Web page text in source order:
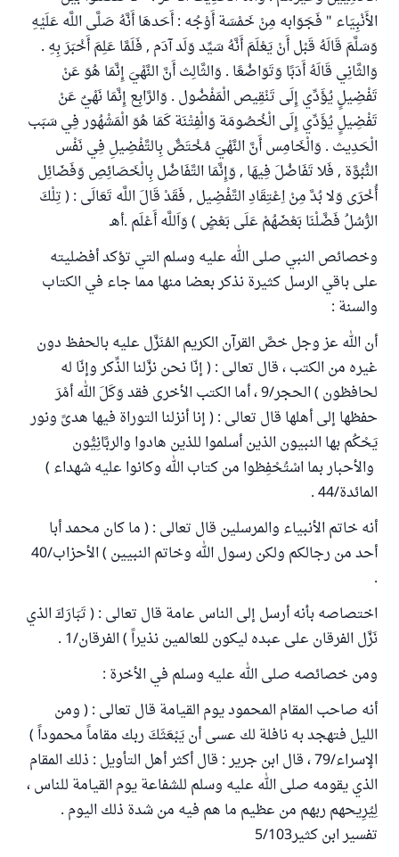
الأَنْبِيَاء " فَجَوَابه مِنْ خَمْسَة أَوْجُه : أَحَدهَا أَنَّهُ صَلَّى اللَّه عَلَيْهِ
وَسَلَّمَ قَالَهُ قَبْل أَنْ يَعْلَمَ أَنَّهُ سَيِّد وَلَد آدَم , فَلَمَّا عَلِمَ أَخْبَرَ بِهِ .
وَالثَّانِي قَالَهُ أَدَبًا وَتَوَاضُعًا . وَالثَّالِث أَنَّ النَّهْيَ إِنَّمَا هُوَ عَنْ
تَفْضِيلٍ يُؤَدِّي إِلَى تَنْقِيص الْمَفْضُول . وَالرَّابِع إِنَّمَا نَهْيٌ عَنْ
تَفْضِيلٍ يُؤَدِّي إِلَى الْخُصُومَة وَالْفِتْنَة كَمَا هُوَ الْمَشْهُور فِي سَبَب
الْحَدِيث . وَالْخَامِس أَنَّ النَّهْيَ مُخْتَصٌّ بِالتَّفْضِيلِ فِي نَفْس
النُّبُوَّة , فَلا تَفَاضُلَ فِيهَا , وَإِنَّمَا التَّفَاضُل بِالْخَصَائِصِ وَفَضَائِل
أُخْرَى وَلا بُدَّ مِنْ اِعْتِقَادِ التَّفْضِيل , فَقَدْ قَالَ اللَّه تَعَالَى : ( تِلْكَ
الرُّسُلُ فَضَّلْنَا بَعْضَهُمْ عَلَى بَعْضٍ ) وَاَللَّه أَعْلَم .أهـ
وخصائص النبي صلى الله عليه وسلم التي تؤكد أفضليته
على باقي الرسل كثيرة نذكر بعضا منها مما جاء في الكتاب
والسنة :
أن الله عز وجل خصَّ القرآن الكريم المُنَزَّل عليه بالحفظ دون
غيره من الكتب ، قال تعالى : ( إنّا نحن نزَّلنا الذِّكر وإنّا له
لحافظون ) الحجر/9 ، أما الكتب الأخرى فقد وَكَلَ الله أمْرَ
حفظها إلى أهلها قال تعالى : ( إنا أنزلنا التوراة فيها هدىً ونور
يَحْكُم بها النبيون الذين أسلموا للذين هادوا والربَّانِيُّون
والأحبار بما اسْتُحْفِظوا من كتاب الله وكانوا عليه شهداء )
المائدة/44 .
أنه خاتم الأنبياء والمرسلين قال تعالى : ( ما كان محمد أبا
أحد من رجالكم ولكن رسول الله وخاتم النبيين ) الأحزاب/40
.
اختصاصه بأنه أرسل إلى الناس عامة قال تعالى : ( تَبَارَكَ الذي
نَزَّل الفرقان على عبده ليكون للعالمين نذيراً ) الفرقان/1 .
ومن خصائصه صلى الله عليه وسلم في الأخرة :
أنه صاحب المقام المحمود يوم القيامة قال تعالى : ( ومن
الليل فتهجد به نافلة لك عسى أن يَبْعَثَكَ ربك مقاماً محموداً )
الإسراء/79 ، قال ابن جرير : قال أكثر أهل التأويل : ذلك المقام
الذي يقومه صلى الله عليه وسلم للشفاعة يوم القيامة للناس ،
لِيُرِيحهم ربهم من عظيم ما هم فيه من شدة ذلك اليوم .
تفسير ابن كثير5/103